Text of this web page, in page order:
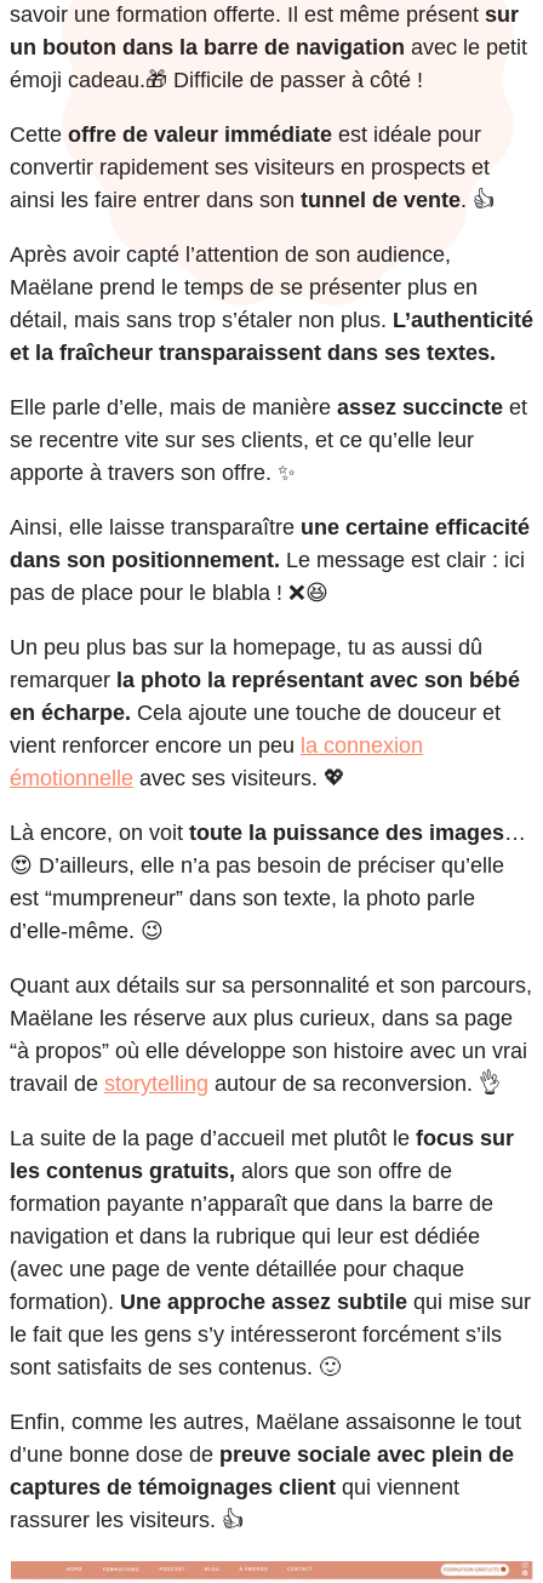
savoir une formation offerte. Il est même présent sur
un bouton dans la barre de navigation avec le petit
émoji cadeau.🎁 Difficile de passer à côté !
Cette offre de valeur immédiate est idéale pour
convertir rapidement ses visiteurs en prospects et
ainsi les faire entrer dans son tunnel de vente. 👍
Après avoir capté l’attention de son audience,
Maëlane prend le temps de se présenter plus en
détail, mais sans trop s’étaler non plus. L’authenticité
et la fraîcheur transparaissent dans ses textes.
Elle parle d’elle, mais de manière assez succincte et
se recentre vite sur ses clients, et ce qu’elle leur
apporte à travers son offre. ✨
Ainsi, elle laisse transparaître une certaine efficacité
dans son positionnement. Le message est clair : ici
pas de place pour le blabla ! ❌😆
Un peu plus bas sur la homepage, tu as aussi dû
remarquer la photo la représentant avec son bébé
en écharpe. Cela ajoute une touche de douceur et
vient renforcer encore un peu la connexion
émotionnelle avec ses visiteurs. 💖
Là encore, on voit toute la puissance des images…
😍 D’ailleurs, elle n’a pas besoin de préciser qu’elle
est “mumpreneur” dans son texte, la photo parle
d’elle-même. 😉
Quant aux détails sur sa personnalité et son parcours,
Maëlane les réserve aux plus curieux, dans sa page
“à propos” où elle développe son histoire avec un vrai
travail de storytelling autour de sa reconversion. 👌
La suite de la page d’accueil met plutôt le focus sur
les contenus gratuits, alors que son offre de
formation payante n’apparaît que dans la barre de
navigation et dans la rubrique qui leur est dédiée
(avec une page de vente détaillée pour chaque
formation). Une approche assez subtile qui mise sur
le fait que les gens s’y intéresseront forcément s’ils
sont satisfaits de ses contenus. 🙂
Enfin, comme les autres, Maëlane assaisonne le tout
d’une bonne dose de preuve sociale avec plein de
captures de témoignages client qui viennent
rassurer les visiteurs. 👍